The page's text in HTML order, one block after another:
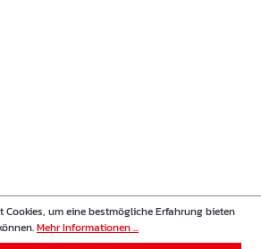
Cookies, um eine bestmögliche Erfahrung bieten
Mehr Informationen ...